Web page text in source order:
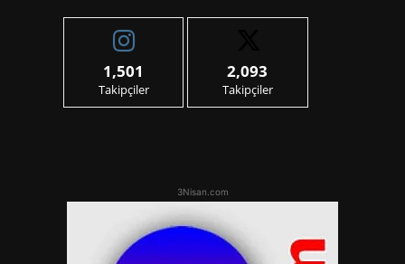
1,501
Takipçiler
2,093
Takipçiler
3Nisan.com